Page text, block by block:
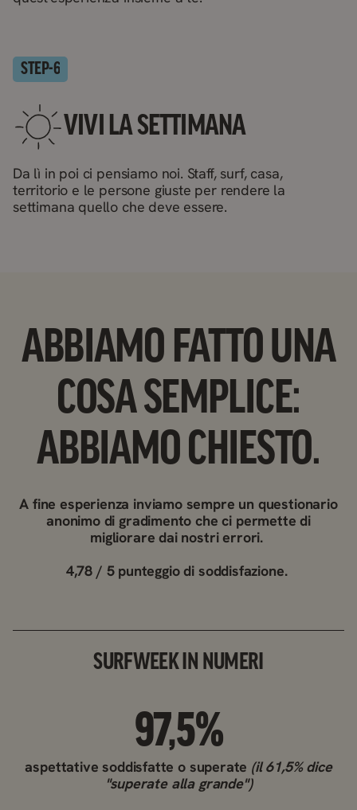
STEP-6
VIVI LA SETTIMANA
Da lì in poi ci pensiamo noi. Staff, surf, casa,
territorio e le persone giuste per rendere la
settimana quello che deve essere.
ABBIAMO FATTO UNA
COSA SEMPLICE:
ABBIAMO CHIESTO.
A fine esperienza inviamo sempre un questionario
anonimo di gradimento che ci permette di
migliorare dai nostri errori.
4,78 / 5 punteggio di soddisfazione.
SURFWEEK IN NUMERI
97,5%
aspettative soddisfatte o superate (il 61,5% dice
"superate alla grande")